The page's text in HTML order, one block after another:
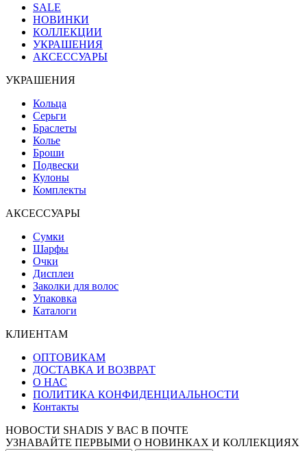
SALE
НОВИНКИ
КОЛЛЕКЦИИ
УКРАШЕНИЯ
АКСЕССУАРЫ
УКРАШЕНИЯ
Кольца
Серьги
Браслеты
Колье
Броши
Подвески
Кулоны
Комплекты
АКСЕССУАРЫ
Сумки
Шарфы
Очки
Дисплеи
Заколки для волос
Упаковка
Каталоги
КЛИЕНТАМ
ОПТОВИКАМ
ДОСТАВКА И ВОЗВРАТ
О НАС
ПОЛИТИКА КОНФИДЕНЦИАЛЬНОСТИ
Контакты
НОВОСТИ SHADIS У ВАС В ПОЧТЕ
УЗНАВАЙТЕ ПЕРВЫМИ О НОВИНКАХ И КОЛЛЕКЦИЯХ